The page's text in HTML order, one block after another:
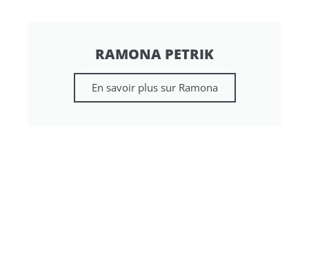
RAMONA PETRIK
En savoir plus sur Ramona